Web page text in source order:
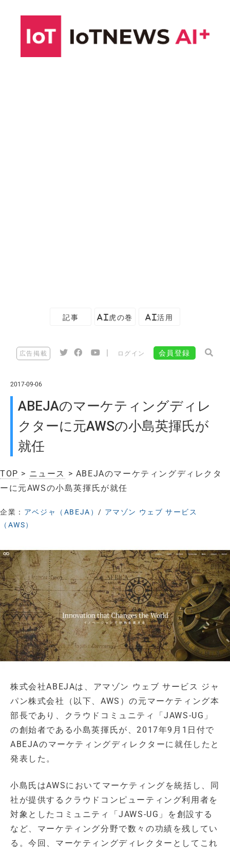
記事 AI虎の巻 AI活用
広告掲載 ログイン 会員登録
2017-09-06
ABEJAのマーケティングディレ
クターに元AWSの小島英揮氏が
就任
TOP > ニュース > ABEJAのマーケティングディレクタ
ーに元AWSの小島英揮氏が就任
企業： アベジャ（ABEJA）/ アマゾン ウェブ サービス
（AWS）
株式会社ABEJAは、アマゾン ウェブ サービス ジャ
パン株式会社（以下、AWS）の元マーケティング本
部長であり、クラウドコミュニティ「JAWS-UG」
の創始者である小島英揮氏が、2017年9月1日付で
ABEJAのマーケティングディレクターに就任したと
発表した。
小島氏はAWSにおいてマーケティングを統括し、同
社が提供するクラウドコンピューティング利用者を
対象としたコミュニティ「JAWS-UG」を創設する
など、マーケティング分野で数々の功績を残してい
る。今回、マーケティングディレクターとしてこれ